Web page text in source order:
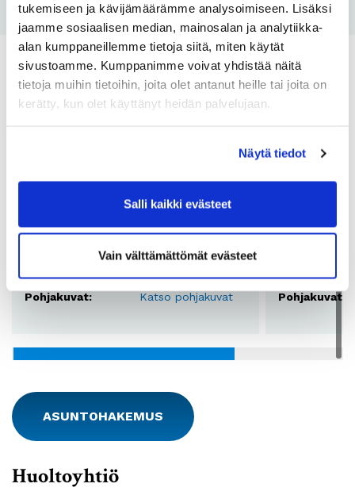
tukemiseen ja kävijämäärämme analysoimiseen. Lisäksi
jaamme sosiaalisen median, mainosalan ja analytiikka-
alan kumppaneillemme tietoja siitä, miten käytät
sivustoamme. Kumppanimme voivat yhdistää näitä
tietoja muihin tietoihin, joita olet antanut heille tai joita on
kerätty, kun olet käyttänyt heidän palvelujaan.
Näytä tiedot
Salli kaikki evästeet
Vain välttämättömät evästeet
Hissi Ei
Kyllä
Pohjakuvat:
Katso pohjakuvat
Pohjakuvat:
ASUNTOHAKEMUS
Huoltoyhtiö